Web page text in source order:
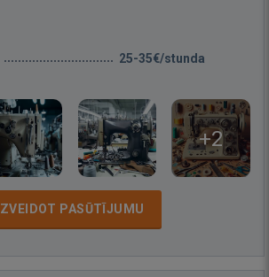
25-35€/stunda
+2
IZVEIDOT PASŪTĪJUMU